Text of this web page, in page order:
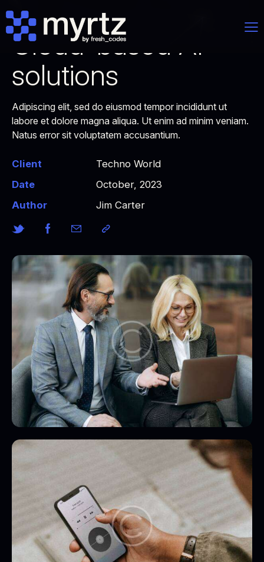
Cloud-based AI
solutions
Adipiscing elit, sed do eiusmod tempor incididunt ut
labore et dolore magna aliqua. Ut enim ad minim veniam.
Natus error sit voluptatem accusantium.
Client
Techno World
Date
October, 2023
Author
Jim Carter